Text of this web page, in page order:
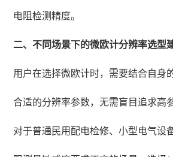
电阻检测精度。
二、不同场景下的微欧计分辨率选型
用户在选择微欧计时，需要结合自身
合适的分辨率参数，无需盲目追求高
对于普通民用配电检修、小型电气设